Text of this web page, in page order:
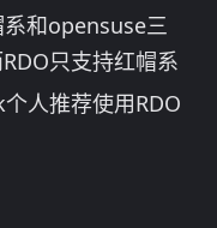
和opensuse三
只支持红帽系
人推荐使用RDO